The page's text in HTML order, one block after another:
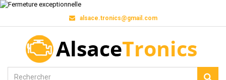
alsace.tronics@gmail.com